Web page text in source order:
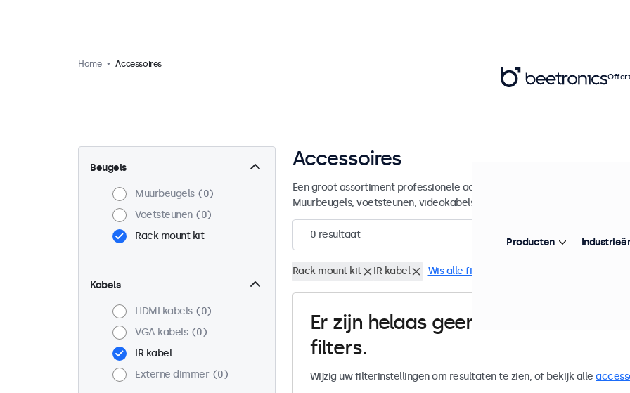
Home Accessoires
Beugels
Muurbeugels
0
Voetsteunen
0
Rack mount kit
Kabels
HDMI kabels
0
VGA kabels
0
IR kabel
Externe dimmer
0
Accessoires
Een groot assortiment professionele accessoires en benodigdheden
Muurbeugels, voetsteunen, videokabels, dimmers, connectoren en meer.
0 resultaat
Rack mount kit IR kabel Wis alle filters
Er zijn helaas geen monitoren die
filters.
Wijzig uw filterinstellingen om resultaten te zien, of bekijk alle
Producten